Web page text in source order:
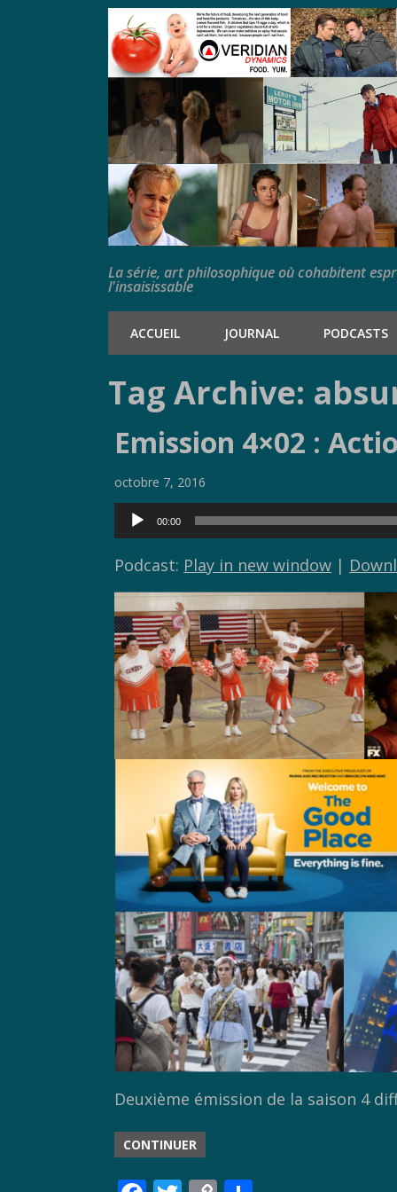
La série, art philosophique où cohabitent
l'insaisissable
ACCUEIL JOURNAL PODCASTS
Tag Archive:
Emission 4×02 :
octobre 7, 2016
Lecteur
audio
00:00
Podcast: Play in new window |
Deuxième émission de la saison 4
CONTINUER